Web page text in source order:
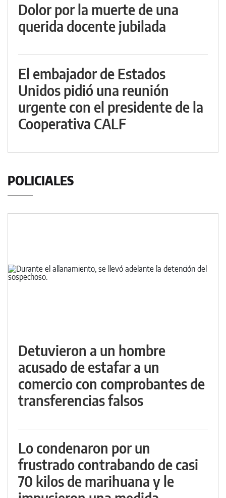
Dolor por la muerte de una
querida docente jubilada
El embajador de Estados
Unidos pidió una reunión
urgente con el presidente de la
Cooperativa CALF
POLICIALES
Detuvieron a un hombre
acusado de estafar a un
comercio con comprobantes de
transferencias falsos
Lo condenaron por un
frustrado contrabando de casi
70 kilos de marihuana y le